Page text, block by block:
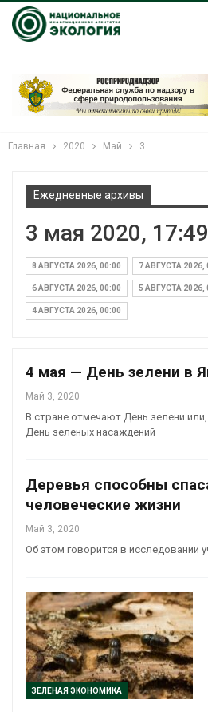
Главная 2020 Май 3
Ежедневные архивы
3 мая 2020, 17:49
8 АВГУСТА 2026, 00:00 7 АВГУСТА 2026,
6 АВГУСТА 2026, 00:00 5 АВГУСТА 2026,
4 АВГУСТА 2026, 00:00
4 мая — День зелени в
Май 3, 2020
В стране отмечают День зелени или,
День зеленых насаждений
Деревья способны
человеческие жизни
Май 3, 2020
Об этом говорится в исследовании
ЗЕЛЕНАЯ ЭКОНОМИКА